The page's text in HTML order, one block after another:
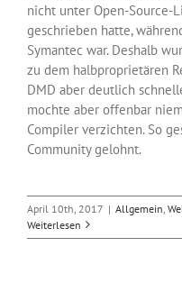
nicht unter Open-Source-
geschrieben hatte,
Symantec war. Deshalb
zu dem halbproprietären
DMD aber deutlich
mochte aber offenbar
Compiler verzichten. So
Community gelohnt.
April 10th, 2017 | Allgemein
Weiterlesen